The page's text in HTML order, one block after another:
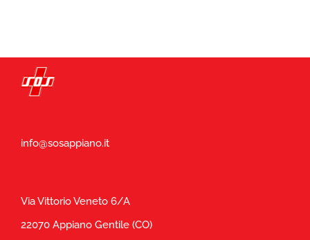
info@sosappiano.it
Via Vittorio Veneto 6/A
22070 Appiano Gentile (CO)